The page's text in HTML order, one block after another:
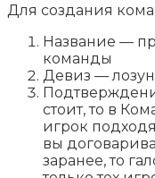
Для создания
Название —
команды
Девиз —
стоит, то в
игрок
вы
заранее, то